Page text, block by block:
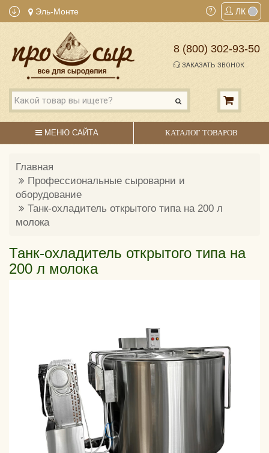
Эль-Монте ЛК
8 (800) 302-93-50
ЗАКАЗАТЬ ЗВОНОК
МЕНЮ САЙТА КАТАЛОГ ТОВАРОВ
Главная
Профессиональные сыроварни и
оборудование
Танк-охладитель открытого типа на 200 л
молока
Танк-охладитель открытого типа на
200 л молока